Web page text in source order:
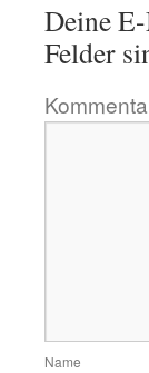
Deine
Felder
Name